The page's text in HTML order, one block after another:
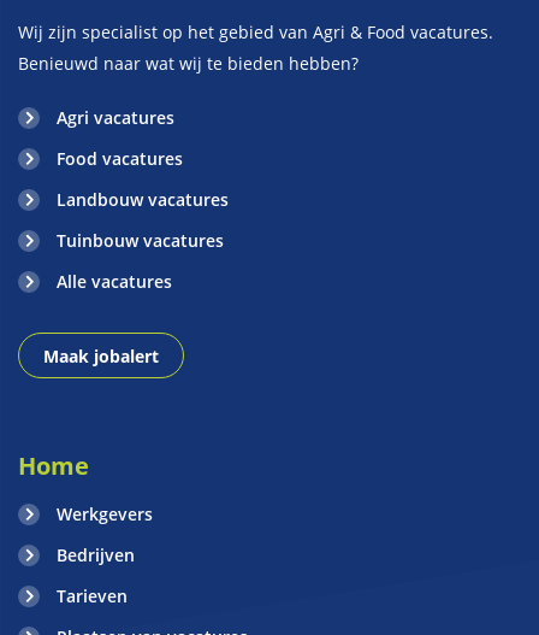
Wij zijn specialist op het gebied van Agri & Food vacatures.
Benieuwd naar wat wij te bieden hebben?
Agri vacatures
Food vacatures
Landbouw vacatures
Tuinbouw vacatures
Alle vacatures
Maak jobalert
Home
Werkgevers
Bedrijven
Tarieven